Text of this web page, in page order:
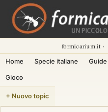
formicarium.it ·
Home Specie italiane Guide
Gioco
+ Nuovo topic